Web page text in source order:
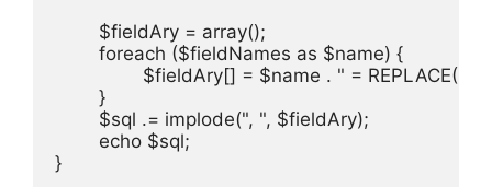
        $fieldAry = array();
        foreach ($fieldNames as $name) {
$fieldAry[] = $name . " = REPLACE(" .
        }
        $sql .= implode(", ", $fieldAry);
        echo $sql;
}